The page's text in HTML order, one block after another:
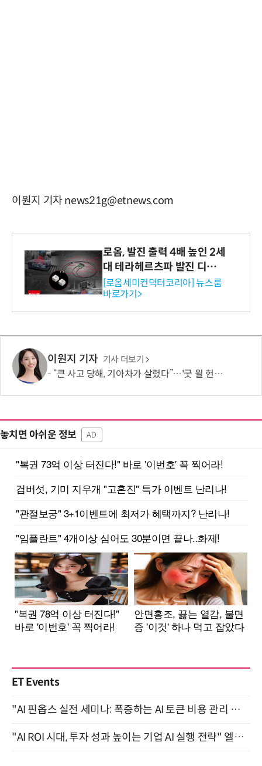
이원지 기자 news21g@etnews.com
로옴, 발진 출력 4배 높인 2세
대 테라헤르츠파 발진 디바이
스 개발
[로옴세미컨덕터코리아] 뉴스룸
바로가기>
이원지 기자 기사 더보기
“큰 사고 당해, 기아차가 살렸다”…'굿 윌 헌팅' 여배우, “360도 에어백 굿”
놓치면 아쉬운 정보 AD
ET Events
"AI 핀옵스 실전 세미나: 폭증하는 AI 토큰 비용 관리 전략" 8월 21일 개최
"AI ROI 시대, 투자 성과 높이는 기업 AI 실행 전략" 엘타워 6층 (9월 18일)